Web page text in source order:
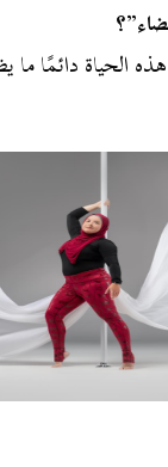
الحياة دائمًا ما